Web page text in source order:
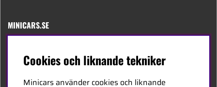
MINICARS.SE
Cookies och liknande tekniker
Minicars använder cookies och liknande